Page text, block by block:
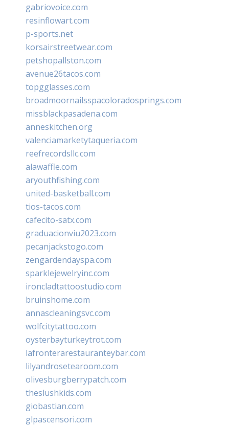
gabriovoice.com
resinflowart.com
p-sports.net
korsairstreetwear.com
petshopallston.com
avenue26tacos.com
topgglasses.com
broadmoornailsspacoloradosprings.com
missblackpasadena.com
anneskitchen.org
valenciamarketytaqueria.com
reefrecordsllc.com
alawaffle.com
aryouthfishing.com
united-basketball.com
tios-tacos.com
cafecito-satx.com
graduacionviu2023.com
pecanjackstogo.com
zengardendayspa.com
sparklejewelryinc.com
ironcladtattoostudio.com
bruinshome.com
annascleaningsvc.com
wolfcitytattoo.com
oysterbayturkeytrot.com
lafronterarestauranteybar.com
lilyandrosetearoom.com
olivesburgberrypatch.com
theslushkids.com
giobastian.com
glpascensori.com